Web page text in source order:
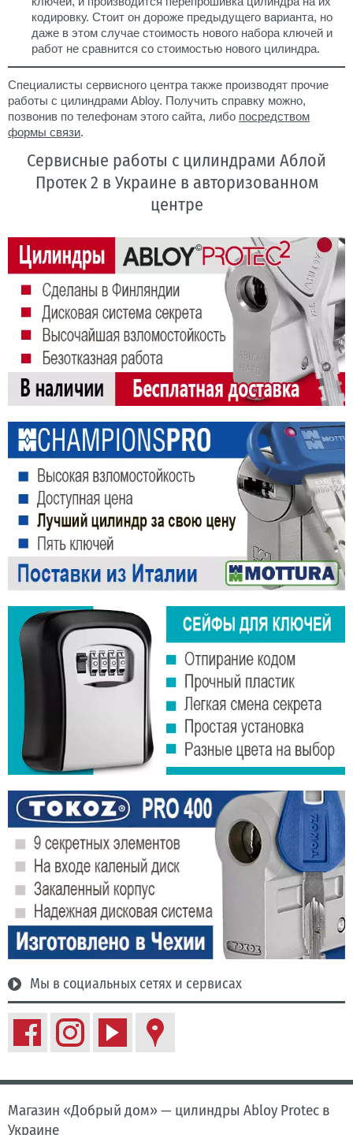
кодировку. Стоит он дороже предыдущего варианта, но
даже в этом случае стоимость нового набора ключей и
работ не сравнится со стоимостью нового цилиндра.
Специалисты сервисного центра также производят прочие
работы с цилиндрами Abloy. Получить справку можно,
позвонив по телефонам этого сайта, либо посредством
формы связи.
Сервисные работы с цилиндрами Аблой
Протек 2 в Украине в авторизованном
центре
Мы в социальных сетях и сервисах
Магазин «Добрый дом» — цилиндры Abloy Protec в
Украине